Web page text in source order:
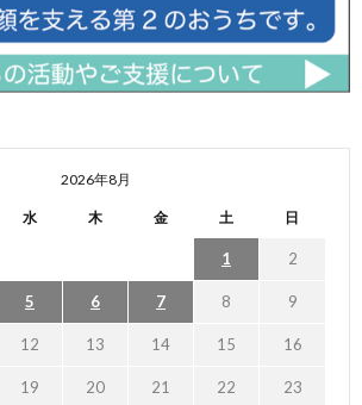
2026年8月
水 木 金 土 日
1 2
5 6 7 8 9
12 13 14 15 16
19 20 21 22 23